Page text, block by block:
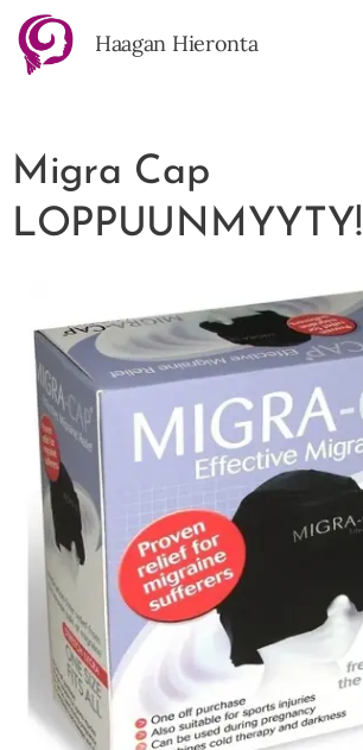
Haagan Hieronta
Migra Cap
LOPPUUNMYYTY!